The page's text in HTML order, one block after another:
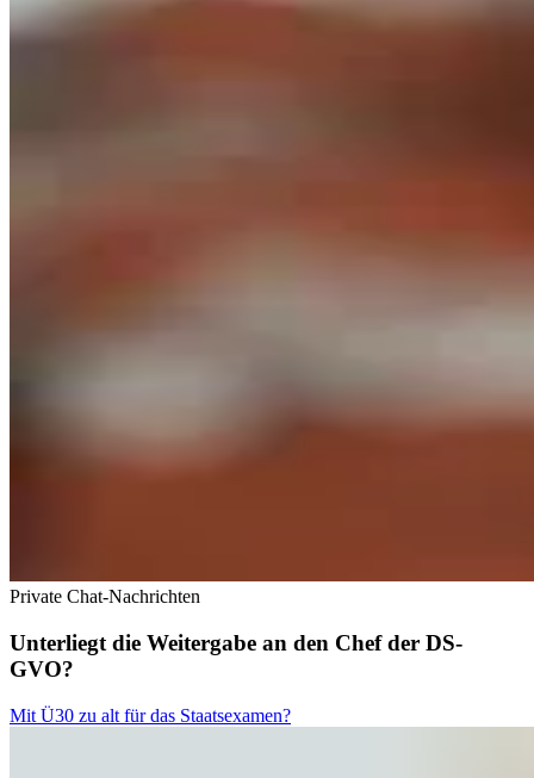
Private Chat-Nachrichten
Unterliegt die Weitergabe an den Chef der DS-
GVO?
Mit Ü30 zu alt für das Staatsexamen?